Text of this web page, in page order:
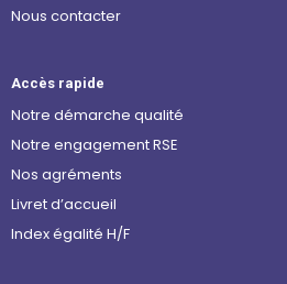
Nous contacter
Accès rapide
Notre démarche qualité
Notre engagement RSE
Nos agréments
Livret d’accueil
Index égalité H/F